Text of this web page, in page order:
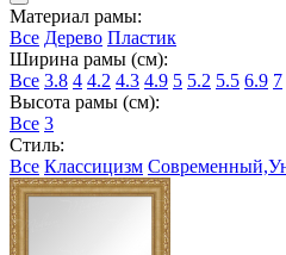
Материал рамы:
Все Дерево Пластик
Ширина рамы (см):
Все 3.8 4 4.2 4.3 4.9 5 5.2 5.5 6.9 7
Высота рамы (см):
Все 3
Стиль:
Все Классицизм